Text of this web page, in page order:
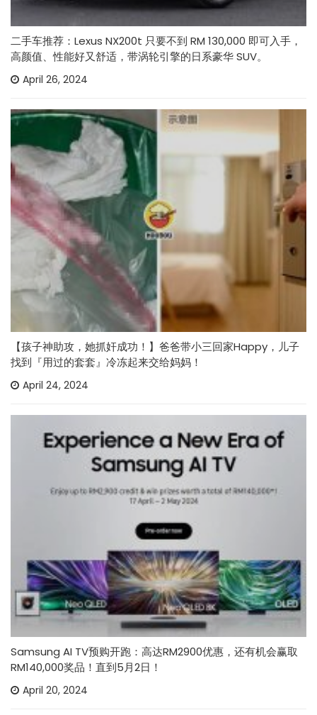
二手车推荐：Lexus NX200t 只要不到 RM 130,000 即可入手，
高颜值、性能好又舒适，带涡轮引擎的日系豪华 SUV。
April 26, 2024
【孩子神助攻，她抓奸成功！】爸爸带小三回家Happy，儿子
找到『用过的套套』冷冻起来交给妈妈！
April 24, 2024
Samsung AI TV预购开跑：高达RM2900优惠，还有机会赢取
RM140,000奖品！直到5月2日！
April 20, 2024